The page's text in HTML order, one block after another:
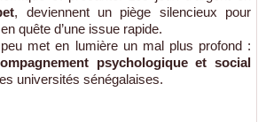
, deviennent un piège silencieux pour
quête d’une issue rapide.
met en lumière un mal plus profond :
psychologique et social
universités sénégalaises.